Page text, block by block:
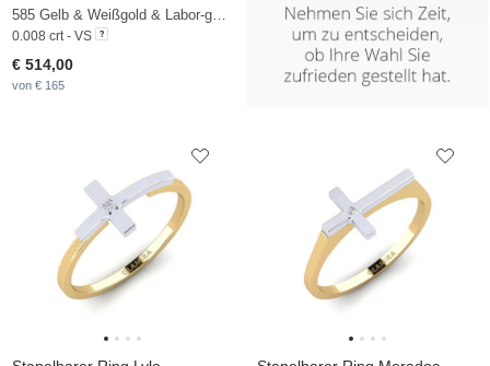
585 Gelb & Weißgold & Labor-gezüchteter Diamant
0.008 crt - VS
€ 514,00
von € 165